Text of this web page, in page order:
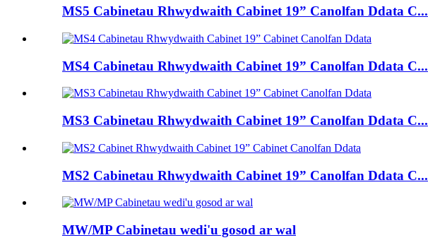
MS5 Cabinetau Rhwydwaith Cabinet 19” Canolfan Ddata C...
MS4 Cabinetau Rhwydwaith Cabinet 19” Canolfan Ddata C...
MS3 Cabinetau Rhwydwaith Cabinet 19” Canolfan Ddata C...
MS2 Cabinetau Rhwydwaith Cabinet 19” Canolfan Ddata C...
MW/MP Cabinetau wedi'u gosod ar wal